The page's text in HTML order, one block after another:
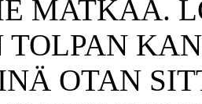
MATKAA.
TOLPAN
OTAN